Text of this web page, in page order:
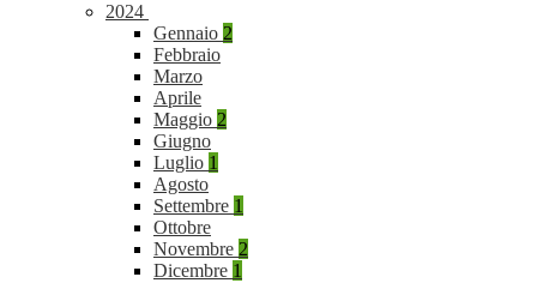
2024
Gennaio 2
Febbraio
Marzo
Aprile
Maggio 2
Giugno
Luglio 1
Agosto
Settembre 1
Ottobre
Novembre 2
Dicembre 1